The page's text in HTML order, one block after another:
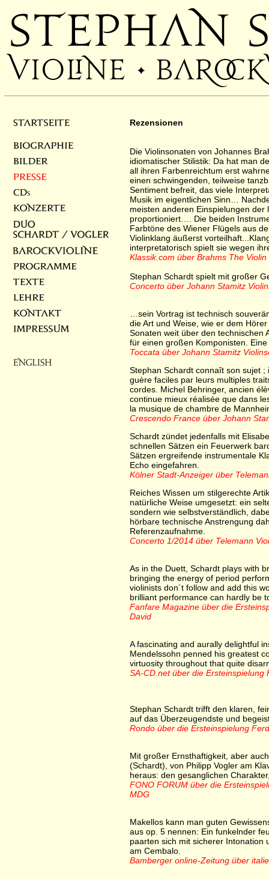
Rezensionen
Die Violinsonaten von Johannes
idiomatischer Stilistik: Da hat man
all ihren Farbenreichtum erst
einen schwingenden, teilweise
Sentiment befreit, das viele
Musik im eigentlichen Sinn…
meisten anderen Einspielungen der
proportioniert…. Die beiden
Farbtöne des Wiener Flügels aus
Violinklang äußerst
interpretatorisch spielt sie wegen
Klassik.com über Brahms The Violin
Stephan Schardt spielt mit großer
Concerto über Johann Stamitz
…sein Vortrag ist technisch
die Art und Weise, wie er dem
Sonaten weit über den technischen
für einen großen Komponisten.
Toccata über Johann Stamitz
Stephan Schardt connaît son sujet
guère faciles par leurs multiples
cordes. Michel Behringer, ancien
continue mieux réalisée que dans
la musique de chambre de
Crescendo France über Johann
Schardt zündet jedenfalls mit
schnellen Sätzen ein Feuerwerk
Sätzen ergreifende instrumentale
Echo eingefahren.
Kölner Stadt-Anzeiger über
Reiches Wissen um stilgerechte
natürliche Weise umgesetzt: ein
sondern wie selbstverständlich,
hörbare technische Anstrengung
Referenzaufnahme.
Concerto 1/2014 über Telemann
As in the Duett, Schardt plays with
bringing the energy of period
violinists don´t follow and add this
brilliant performance can hardly be
Fanfare Magazine über die
David
A fascinating and aurally delightful
Mendelssohn penned his greatest
virtuosity throughout that quite
SA-CD.net über die
Stephan Schardt trifft den klaren,
auf das Überzeugendste und
Rondo über die Ersteinspielung
Mit großer Ernsthaftigkeit, aber
(Schardt), von Philipp Vogler am
heraus: den gesanglichen
FONO FORUM über die
MDG
Makellos kann man guten
aus op. 5 nennen: Ein funkelnder
paarten sich mit sicherer Intonation
am Cembalo.
Bamberger online-Zeitung über